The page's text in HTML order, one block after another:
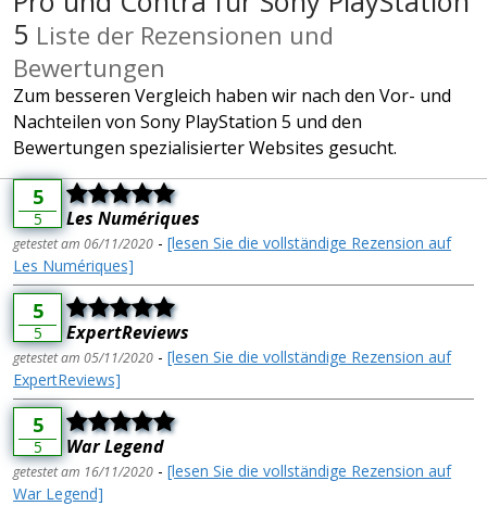
5 Liste der Rezensionen und
Bewertungen
Zum besseren Vergleich haben wir nach den Vor- und
Nachteilen von Sony PlayStation 5 und den
Bewertungen spezialisierter Websites gesucht.
5
5 Les Numériques
getestet am 06/11/2020 - [lesen Sie die vollständige Rezension auf
Les Numériques]
5
5 ExpertReviews
getestet am 05/11/2020 - [lesen Sie die vollständige Rezension auf
ExpertReviews]
5
5 War Legend
getestet am 16/11/2020 - [lesen Sie die vollständige Rezension auf
War Legend]